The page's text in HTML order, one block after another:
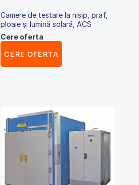
Camere de testare la nisip, praf,
ploaie și lumină solară, ACS
Cere oferta
CERE OFERTA